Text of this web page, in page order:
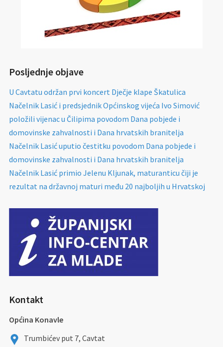
Posljednje objave
U Cavtatu održan prvi koncert Dječje klape Škatulica
Načelnik Lasić i predsjednik Općinskog vijeća Ivo Simović
položili vijenac u Čilipima povodom Dana pobjede i
domovinske zahvalnosti i Dana hrvatskih branitelja
Načelnik Lasić uputio čestitku povodom Dana pobjede i
domovinske zahvalnosti i Dana hrvatskih branitelja
Načelnik Lasić primio Jelenu Kljunak, maturanticu čiji je
rezultat na državnoj maturi među 20 najboljih u Hrvatskoj
Kontakt
Općina Konavle
Trumbićev put 7, Cavtat